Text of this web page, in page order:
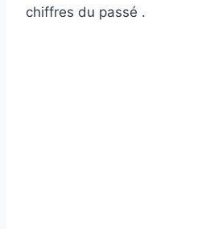
chiffres du passé .